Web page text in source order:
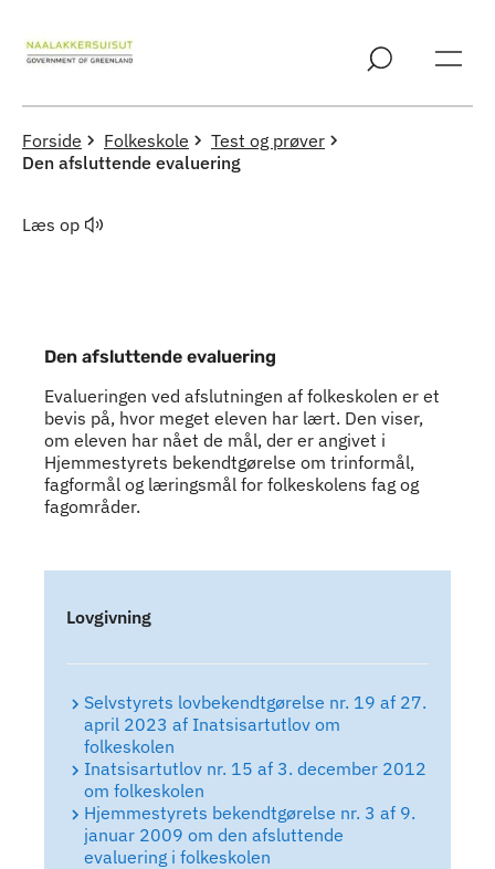
Forside Folkeskole
Test og prøver
Den afsluttende evaluering
Læs op
Den afsluttende evaluering
Evalueringen ved afslutningen af folkeskolen er et
bevis på, hvor meget eleven har lært. Den viser,
om eleven har nået de mål, der er angivet i
Hjemmestyrets bekendtgørelse om trinformål,
fagformål og læringsmål for folkeskolens fag og
fagområder.
Lovgivning
Selvstyrets lovbekendtgørelse nr. 19 af 27.
april 2023 af Inatsisartutlov om
folkeskolen
Inatsisartutlov nr. 15 af 3. december 2012
om folkeskolen
Hjemmestyrets bekendtgørelse nr. 3 af 9.
januar 2009 om den afsluttende
evaluering i folkeskolen